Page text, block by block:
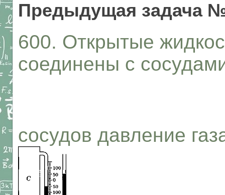
Предыдущая задача
600. Открытые
соединены с
сосудов давление